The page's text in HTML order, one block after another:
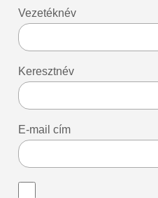
Vezetéknév
Keresztnév
E-mail cím